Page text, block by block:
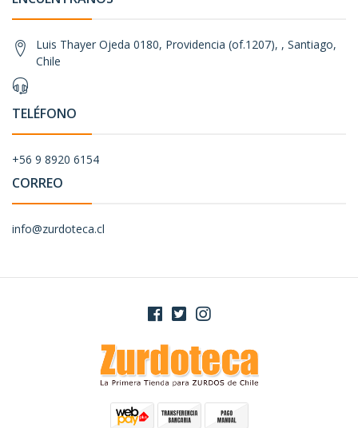
Luis Thayer Ojeda 0180, Providencia (of.1207), , Santiago,
Chile
TELÉFONO
+56 9 8920 6154
CORREO
info@zurdoteca.cl